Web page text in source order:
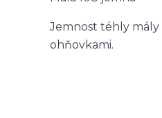
Jemnost téhly
ohňovkami.